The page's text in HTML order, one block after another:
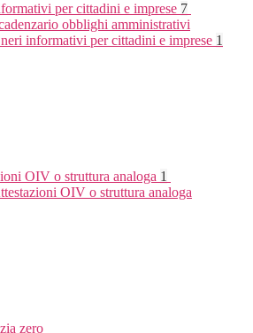
per cittadini e imprese 7
obblighi amministrativi
informativi per cittadini e imprese 1
OIV o struttura analoga 1
OIV o struttura analoga
zero